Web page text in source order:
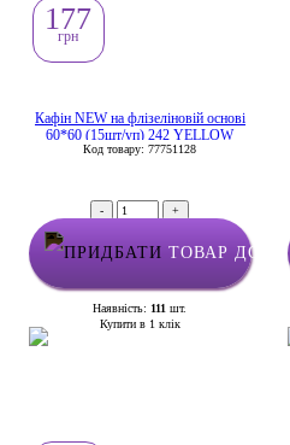
Кафін NEW на флізеліновій основі
60*60 (15шт/уп) 242 YELLOW
Код товару: 77751128
177
грн
- +
ТОВАР
Наявність: 111 шт.
Купити в 1 клік